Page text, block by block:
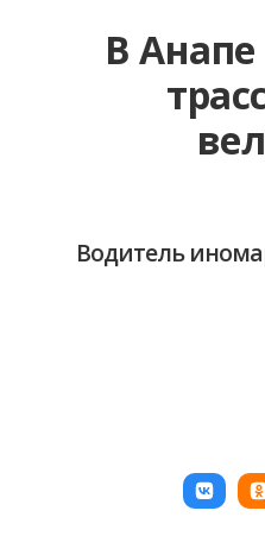
В
Водитель